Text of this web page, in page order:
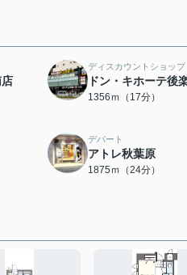
ディスカウントショップ
ドン・キホーテ後
1356ｍ（17分）
デパート
アトレ秋葉原
1875ｍ（24分）